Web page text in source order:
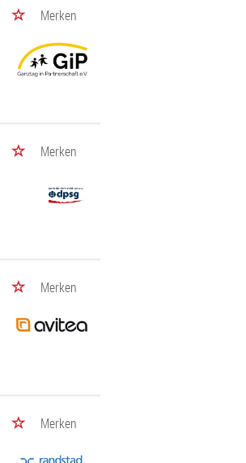
Merken
Merken
Merken
Merken